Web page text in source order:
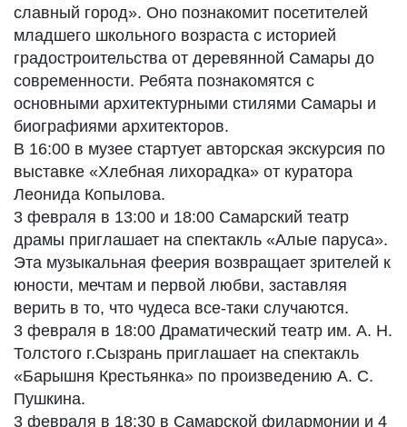
славный город». Оно познакомит посетителей
младшего школьного возраста с историей
градостроительства от деревянной Самары до
современности. Ребята познакомятся с
основными архитектурными стилями Самары и
биографиями архитекторов.
В 16:00 в музее стартует авторская экскурсия по
выставке «Хлебная лихорадка» от куратора
Леонида Копылова.
3 февраля в 13:00 и 18:00 Самарский театр
драмы приглашает на спектакль «Алые паруса».
Эта музыкальная феерия возвращает зрителей к
юности, мечтам и первой любви, заставляя
верить в то, что чудеса все-таки случаются.
3 февраля в 18:00 Драматический театр им. А. Н.
Толстого г.Сызрань приглашает на спектакль
«Барышня Крестьянка» по произведению А. С.
Пушкина.
3 февраля в 18:30 в Самарской филармонии и 4